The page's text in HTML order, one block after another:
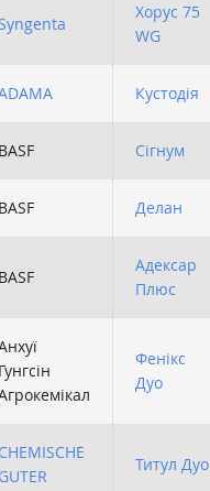
Хорус 75
WG
Кустодія
BASF Сігнум
BASF Делан
BASF
Адексар
Плюс
Гунгсін
Фенікс
Дуо
CHEMISCHE
GUTER
Титул Дуо